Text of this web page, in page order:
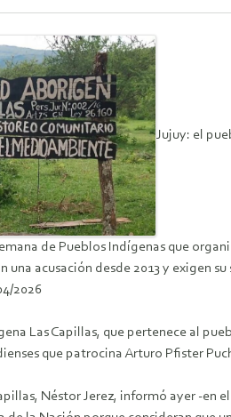
Jujuy: el
de Pueblos Indígenas que
una acusación desde 2013 y exigen
2026
Las Capillas, que pertenece al
que patrocina Arturo Pfister
Néstor Jerez, informó ayer -en